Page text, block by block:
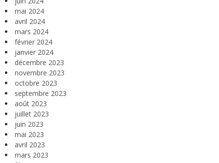
mai 2024
avril 2024
mars 2024
février 2024
janvier 2024
décembre 2023
novembre 2023
octobre 2023
septembre 2023
août 2023
juillet 2023
juin 2023
mai 2023
avril 2023
mars 2023